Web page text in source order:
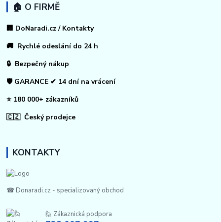
🏠 O FIRMĚ
🏢 DoNaradi.cz / Kontakty
🚚 Rychlé odeslání do 24 h
🔒 Bezpečný nákup
🛡️ GARANCE ✔ 14 dní na vrácení
⭐ 180 000+ zákazníků
🇨🇿 Český prodejce
KONTAKTY
☎ Donaradi.cz - specializovaný obchod
🙋 Zákaznická podpora